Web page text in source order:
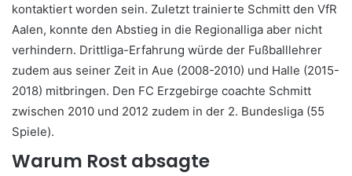
kontaktiert worden sein. Zuletzt trainierte Schmitt den VfR
Aalen, konnte den Abstieg in die Regionalliga aber nicht
verhindern. Drittliga-Erfahrung würde der Fußballlehrer
zudem aus seiner Zeit in Aue (2008-2010) und Halle (2015-
2018) mitbringen. Den FC Erzgebirge coachte Schmitt
zwischen 2010 und 2012 zudem in der 2. Bundesliga (55
Spiele).
Warum Rost absagte